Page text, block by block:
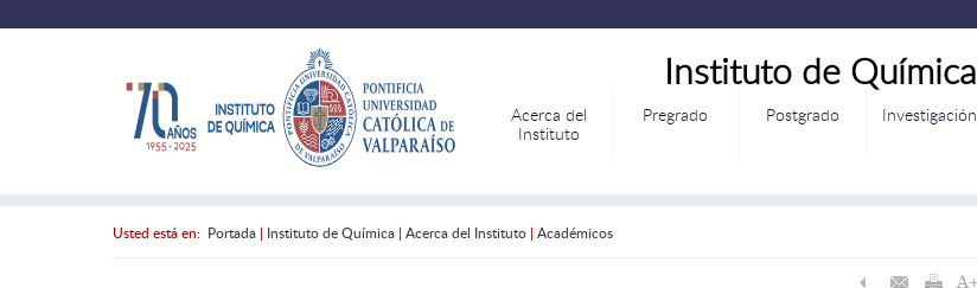
Instituto de Química
Acerca del
Instituto
Pregrado Postgrado Investigación
Usted está en: Portada| Instituto de Química| Acerca del Instituto| Académicos